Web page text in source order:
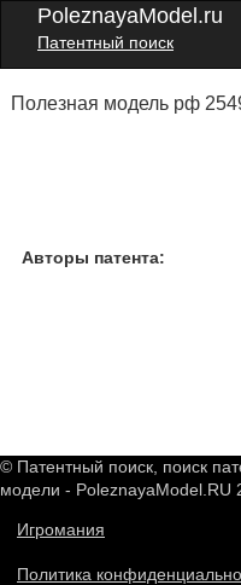
PoleznayaModel.ru
Патентный поиск
Полезная модель рф
Авторы патента:
© Патентный поиск, поиск
модели - PoleznayaModel.RU
Игромания
Политика